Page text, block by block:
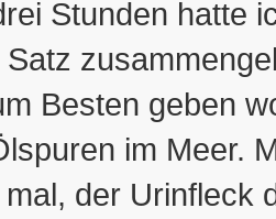
Stunden hatte
Besten geben
im Meer.
mal, der